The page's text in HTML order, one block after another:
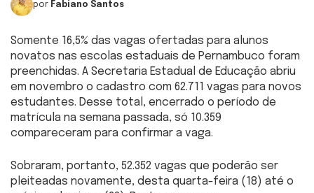
por Fabiano Santos
Somente 16,5% das vagas ofertadas para alunos
novatos nas escolas estaduais de Pernambuco foram
preenchidas. A Secretaria Estadual de Educação abriu
em novembro o cadastro com 62.711 vagas para novos
estudantes. Desse total, encerrado o período de
matrícula na semana passada, só 10.359
compareceram para confirmar a vaga.
Sobraram, portanto, 52.352 vagas que poderão ser
pleiteadas novamente, desta quarta-feira (18) até o